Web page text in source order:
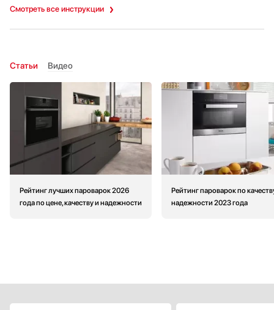
Смотреть все инструкции
Статьи Видео
Рейтинг лучших пароварок 2026
года по цене, качеству и надежности
Рейтинг пароварок по
надежности 2023 года